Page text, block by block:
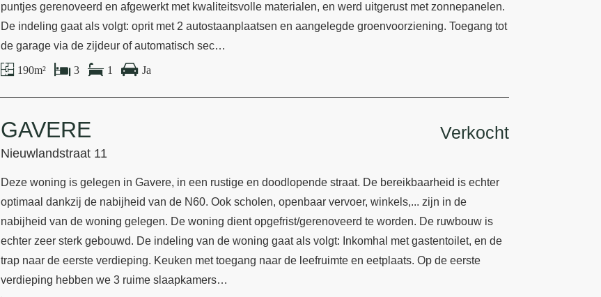
puntjes gerenoveerd en afgewerkt met kwaliteitsvolle materialen, en werd uitgerust met zonnepanelen.
De indeling gaat als volgt: oprit met 2 autostaanplaatsen en aangelegde groenvoorziening. Toegang tot
de garage via de zijdeur of automatisch sec…
190 m² 3 1 Ja
GAVERE
Nieuwlandstraat 11
Verkocht
Deze woning is gelegen in Gavere, in een rustige en doodlopende straat. De bereikbaarheid is echter
optimaal dankzij de nabijheid van de N60. Ook scholen, openbaar vervoer, winkels,... zijn in de
nabijheid van de woning gelegen. De woning dient opgefrist/gerenoveerd te worden. De ruwbouw is
echter zeer sterk gebouwd. De indeling van de woning gaat als volgt: Inkomhal met gastentoilet, en de
trap naar de eerste verdieping. Keuken met toegang naar de leefruimte en eetplaats. Op de eerste
verdieping hebben we 3 ruime slaapkamers…